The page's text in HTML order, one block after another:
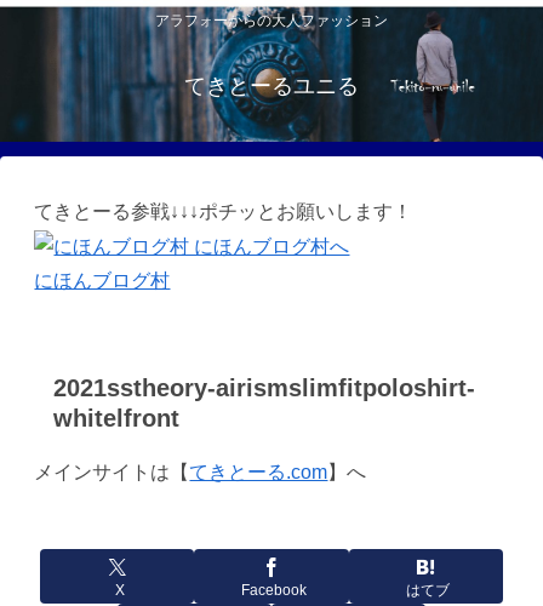
アラフォーからの大人ファッション
てきとーるユニる
てきとーる参戦↓↓↓ポチッとお願いします！
にほんブログ村
2021sstheory-airismslimfitpoloshirt-
whitelfront
メインサイトは【てきとーる.com】へ
X Facebook はてブ